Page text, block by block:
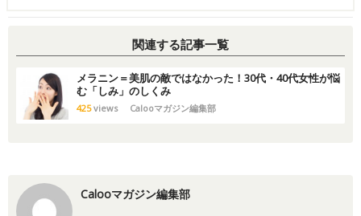
関連する記事一覧
メラニン＝美肌の敵ではなかった！30代・40代女性が悩
む「しみ」のしくみ
425 views Calooマガジン編集部
Calooマガジン編集部